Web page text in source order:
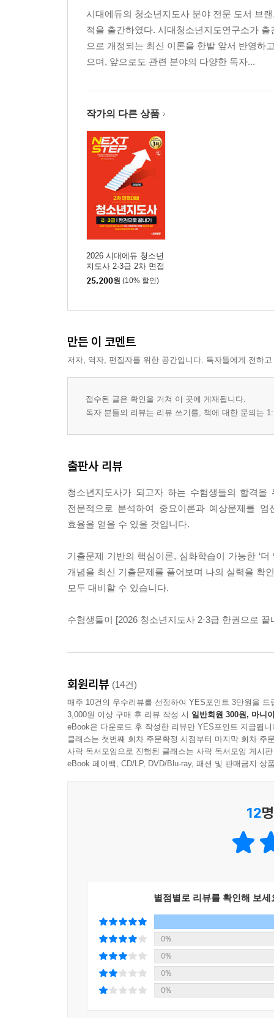
시대에듀의 청소년지도사 분야 전문 도서 브
적을 출간하였다. 시대청소년지도연구소가
으로 개정되는 최신 이론을 한발 앞서 반영하
으며, 앞으로도 관련 분야의 다양한 독자...
작가의 다른 상품
2026 시대에듀 청소년
지도사 2·3급 2차 면접
대비 한권으로 끝내기
25,200원 (10% 할인)
만든 이 코멘트
저자, 역자, 편집자를 위한 공간입니다. 독자들에게 전하
접수된 글은 확인을 거쳐 이 곳에 게재됩니다.
독자 분들의 리뷰는 리뷰 쓰기를, 책에 대한 문의는
출판사 리뷰
청소년지도사가 되고자 하는 수험생들의 합격을
전문적으로 분석하여 중요이론과 예상문제를
효율을 얻을 수 있을 것입니다.
기출문제 기반의 핵심이론, 심화학습이 가능한 ‘
개념을 최신 기출문제를 풀어보며 나의 실력을 확
모두 대비할 수 있습니다.
수험생들이 [2026 청소년지도사 2·3급 한권으로
회원리뷰 (14건)
매주 10건의 우수리뷰를 선정하여 YES포인트 3만원을 드
3,000원 이상 구매 후 리뷰 작성 시 일반회원 300원, 마니
eBook은 다운로드 후 작성한 리뷰만 YES포인트 지급됩니
클래스는 첫번째 회차 주문확정 시점부터 마지막 회차 주
사락 독서모임으로 진행된 클래스는 사락 독서모임 게시
eBook 페이백, CD/LP, DVD/Blu-ray, 패션 및 판매금지 상
12
별점별로 리뷰를 확인해 보세
0%
0%
0%
0%